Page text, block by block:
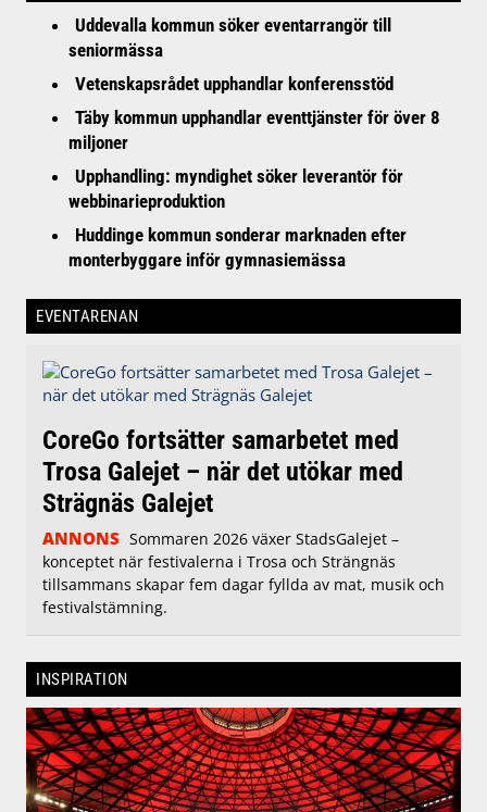
Uddevalla kommun söker eventarrangör till
seniormässa
Vetenskapsrådet upphandlar konferensstöd
Täby kommun upphandlar eventtjänster för över 8
miljoner
Upphandling: myndighet söker leverantör för
webbinarieproduktion
Huddinge kommun sonderar marknaden efter
monterbyggare inför gymnasiemässa
EVENTARENAN
CoreGo fortsätter samarbetet med
Trosa Galejet – när det utökar med
Strägnäs Galejet
ANNONS Sommaren 2026 växer StadsGalejet –
konceptet när festivalerna i Trosa och Strängnäs
tillsammans skapar fem dagar fyllda av mat, musik och
festivalstämning.
INSPIRATION